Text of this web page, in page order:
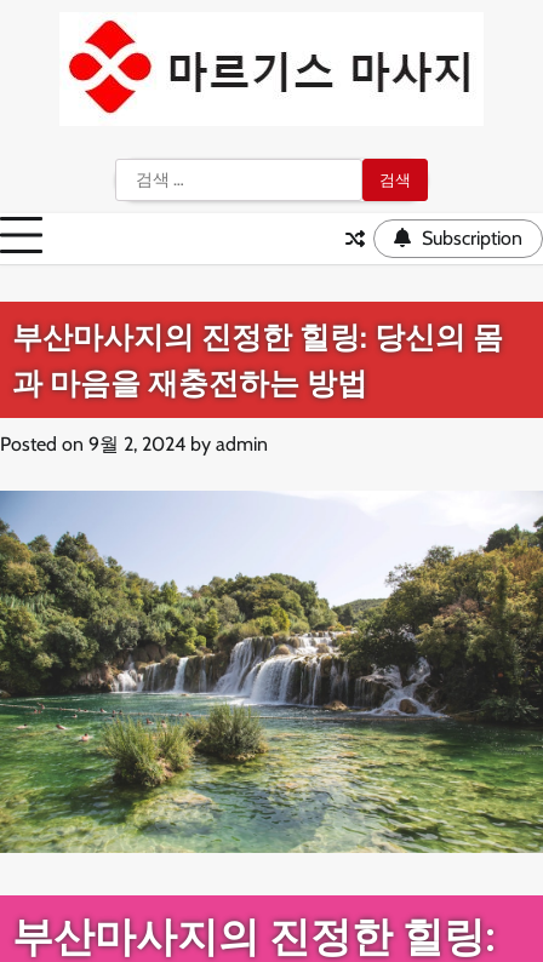
색:
Subscription
부산마사지의 진정한 힐링: 당신의 몸
과 마음을 재충전하는 방법
Posted on 9월 2, 2024 by admin
부산마사지의 진정한 힐링: